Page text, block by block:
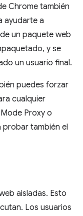
Chrome también
ayudarte a
un paquete web
y se
un usuario final.
puedes forzar
cualquier
Proxy o
también el
aisladas. Esto
Los usuarios